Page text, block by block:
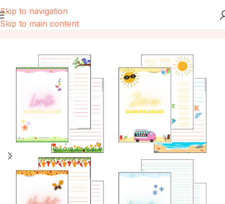
Skip to navigation
Skip to main content
Home/Webshop producten